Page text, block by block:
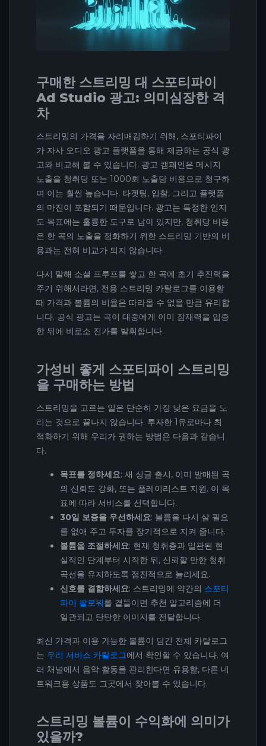
구매한 스트리밍 대 스포티파이
Ad Studio 광고: 의미심장한 격
차
스트리밍의 가격을 자리매김하기 위해, 스포티파이
가 자사 오디오 광고 플랫폼을 통해 제공하는 공식 광
고와 비교해 볼 수 있습니다. 광고 캠페인은 메시지
노출을 청취당 또는 1000회 노출당 비용으로 청구하
며 이는 훨씬 높습니다. 타겟팅, 입찰, 그리고 플랫폼
의 마진이 포함되기 때문입니다. 광고는 특정한 인지
도 목표에는 훌륭한 도구로 남아 있지만, 청취당 비용
은 한 곡의 노출을 점화하기 위한 스트리밍 기반의 비
용과는 전혀 비교가 되지 않습니다.
다시 말해 소셜 프루프를 쌓고 한 곡에 초기 추진력을
주기 위해서라면, 전용 스트리밍 카탈로그를 이용할
때 가격과 볼륨의 비율은 따라올 수 없을 만큼 유리합
니다. 공식 광고는 곡이 대중에게 이미 잠재력을 입증
한 뒤에 비로소 진가를 발휘합니다.
가성비 좋게 스포티파이 스트리밍
을 구매하는 방법
스트리밍을 고르는 일은 단순히 가장 낮은 요금을 노
리는 것으로 끝나지 않습니다. 투자한 1유로마다 최
적화하기 위해 우리가 권하는 방법은 다음과 같습니
다.
목표를 정하세요: 새 싱글 출시, 이미 발매된 곡
의 신뢰도 강화, 또는 플레이리스트 지원. 이 목
표에 따라 서비스를 선택합니다.
30일 보증을 우선하세요: 볼륨을 다시 살 필요
를 없애 주고 투자를 장기적으로 지켜 줍니다.
볼륨을 조절하세요: 현재 청취층과 일관된 현
실적인 단계부터 시작한 뒤, 신뢰할 만한 청취
곡선을 유지하도록 점진적으로 늘리세요.
신호를 결합하세요: 스트리밍에 약간의 스포티
파이 팔로워를 곁들이면 추천 알고리즘에 더
일관되고 탄탄한 이미지를 전달합니다.
최신 가격과 이용 가능한 볼륨이 담긴 전체 카탈로그
는 우리 서비스 카탈로그에서 확인할 수 있습니다. 여
러 채널에서 음악 활동을 관리한다면 유용할, 다른 네
트워크용 상품도 그곳에서 찾아볼 수 있습니다.
스트리밍 볼륨이 수익화에 의미가
있을까?